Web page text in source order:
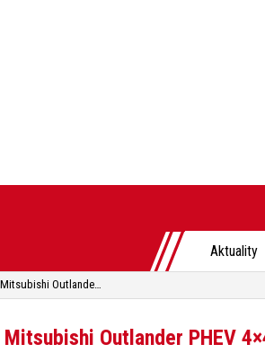
Aktuality
Premiéra vlajkové lodi – Mitsubishi Outlander PHEV 4×4 se představí v Madridu
Outlander PHEV